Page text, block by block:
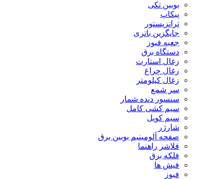
بوبین تکی
پیکاپ
ترانزیستور
جایگزین باتری
جعبه فیوز
دستگاه برق
زغال استارت
زغال چراغ
زغال کیلومتر
سر شمع
سنسور دنده شمار
سیم کشی کامل
سیم کویل
شارژر
صفحه آلومینیم بوبین برق
فلاشر راهنما
فلکه برق
فیش ها
فیوز